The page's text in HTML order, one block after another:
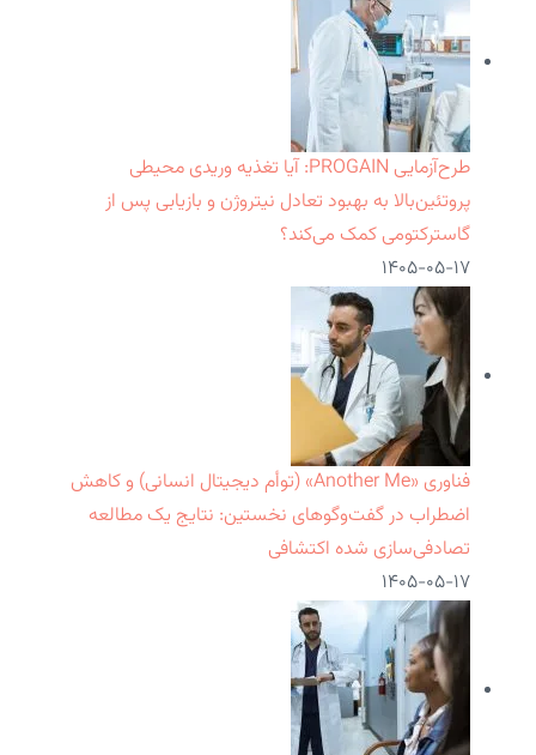
طرح‌آزمایی PROGAIN: آیا تغذیه وریدی محیطی
پروتئین‌بالا به بهبود تعادل نیتروژن و بازیابی پس از
گاسترکتومی کمک می‌کند؟
۱۴۰۵-۰۵-۱۷
فناوری «Another Me» (توأم دیجیتال انسانی) و کاهش
اضطراب در گفت‌وگوهای نخستین: نتایج یک مطالعه
تصادفی‌سازی شده اکتشافی
۱۴۰۵-۰۵-۱۷